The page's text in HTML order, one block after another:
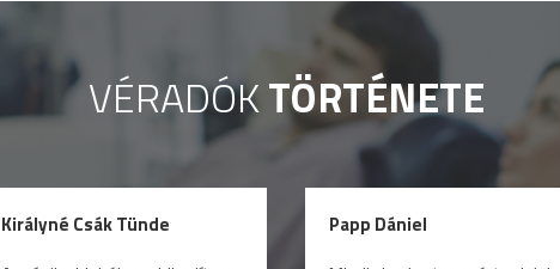
VÉRADÓKTÖRTÉNETE
Királyné Csák Tünde
Papp Dániel